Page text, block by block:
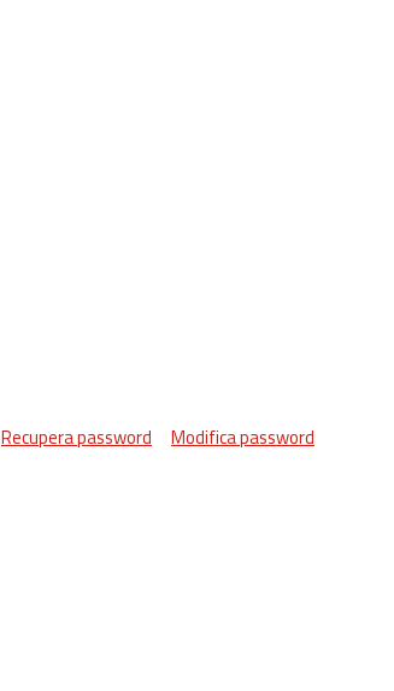
Recupera password Modifica password